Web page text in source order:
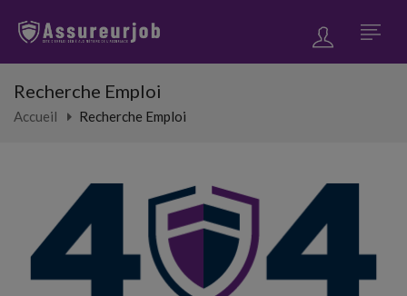
Recherche Emploi
Accueil Recherche Emploi